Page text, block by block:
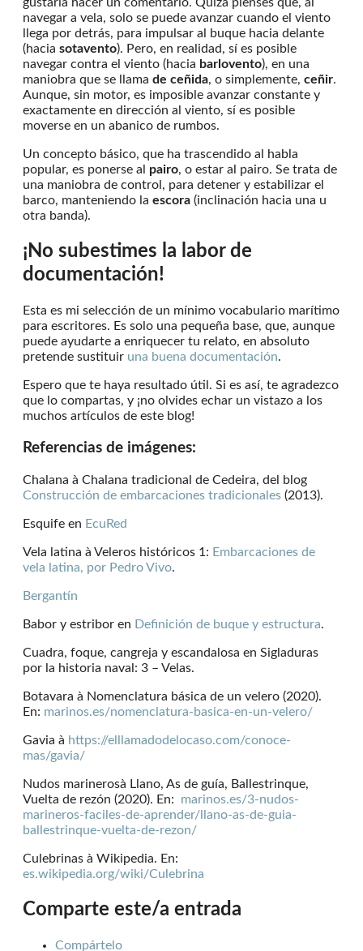
navegar a vela, solo se puede avanzar cuando el viento
llega por detrás, para impulsar al buque hacia delante
(hacia sotavento). Pero, en realidad, sí es posible
navegar contra el viento (hacia barlovento), en una
maniobra que se llama de ceñida, o simplemente, ceñir.
Aunque, sin motor, es imposible avanzar constante y
exactamente en dirección al viento, sí es posible
moverse en un abanico de rumbos.
Un concepto básico, que ha trascendido al habla
popular, es ponerse al pairo, o estar al pairo. Se trata de
una maniobra de control, para detener y estabilizar el
barco, manteniendo la escora (inclinación hacia una u
otra banda).
¡No subestimes la labor de
documentación!
Esta es mi selección de un mínimo vocabulario marítimo
para escritores. Es solo una pequeña base, que, aunque
puede ayudarte a enriquecer tu relato, en absoluto
pretende sustituir una buena documentación.
Espero que te haya resultado útil. Si es así, te agradezco
que lo compartas, y ¡no olvides echar un vistazo a los
muchos artículos de este blog!
Referencias de imágenes:
Chalana à Chalana tradicional de Cedeira, del blog
Construcción de embarcaciones tradicionales (2013).
Esquife en EcuRed
Vela latina à Veleros históricos 1: Embarcaciones de
vela latina, por Pedro Vivo.
Bergantín
Babor y estribor en Definición de buque y estructura.
Cuadra, foque, cangreja y escandalosa en Sigladuras
por la historia naval: 3 – Velas.
Botavara à Nomenclatura básica de un velero (2020).
En: marinos.es/nomenclatura-basica-en-un-velero/
Gavia à https://elllamadodelocaso.com/conoce-
mas/gavia/
Nudos marinerosà Llano, As de guía, Ballestrinque,
Vuelta de rezón (2020). En: marinos.es/3-nudos-
marineros-faciles-de-aprender/llano-as-de-guia-
ballestrinque-vuelta-de-rezon/
Culebrinas à Wikipedia. En:
es.wikipedia.org/wiki/Culebrina
Comparte este/a entrada
Compártelo